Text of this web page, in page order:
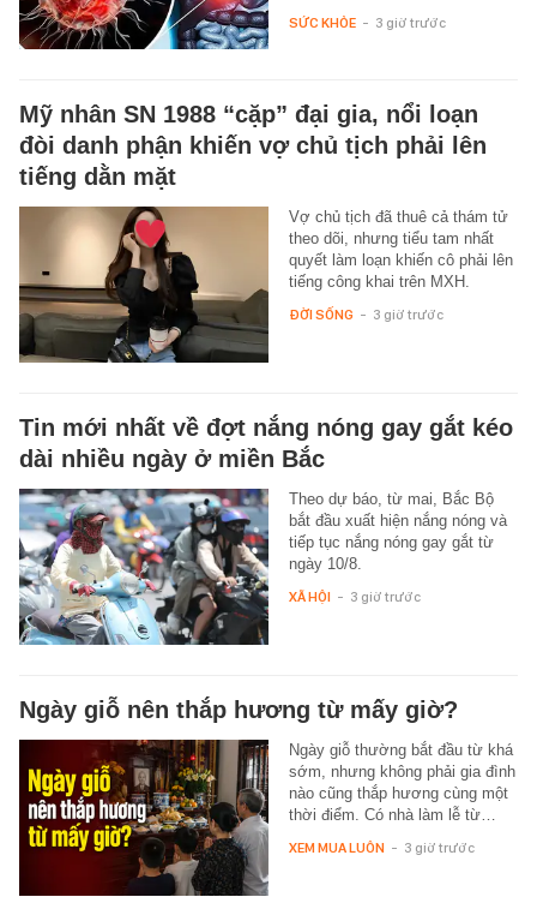
SỨC KHỎE - 3 giờ trước
Mỹ nhân SN 1988 “cặp” đại gia, nổi loạn
đòi danh phận khiến vợ chủ tịch phải lên
tiếng dằn mặt
Vợ chủ tịch đã thuê cả thám tử
theo dõi, nhưng tiểu tam nhất
quyết làm loạn khiến cô phải lên
tiếng công khai trên MXH.
ĐỜI SỐNG - 3 giờ trước
Tin mới nhất về đợt nắng nóng gay gắt kéo
dài nhiều ngày ở miền Bắc
Theo dự báo, từ mai, Bắc Bộ
bắt đầu xuất hiện nắng nóng và
tiếp tục nắng nóng gay gắt từ
ngày 10/8.
XÃ HỘI - 3 giờ trước
Ngày giỗ nên thắp hương từ mấy giờ?
Ngày giỗ thường bắt đầu từ khá
sớm, nhưng không phải gia đình
nào cũng thắp hương cùng một
thời điểm. Có nhà làm lễ từ…
XEM MUA LUÔN - 3 giờ trước